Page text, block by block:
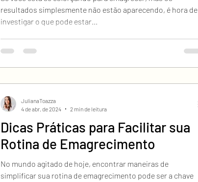
resultados simplesmente não estão aparecendo, é hora de
investigar o que pode estar...
Dicas Práticas para Facilitar sua
Rotina de Emagrecimento
No mundo agitado de hoje, encontrar maneiras de
simplificar sua rotina de emagrecimento pode ser a chave
JulianaToazza
4 de abr. de 2024
2 min de leitura